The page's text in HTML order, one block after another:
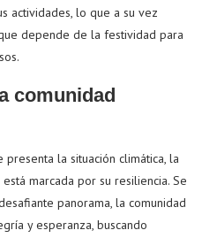
actividades, lo que a su vez
depende de la festividad para
comunidad
la situación climática, la
marcada por su resiliencia. Se
panorama, la comunidad
y esperanza, buscando